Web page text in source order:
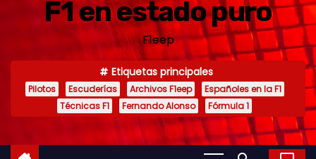
i
F1 en estado puro
F1eep
Etiquetas principales
Pilotos Escuderías Archivos F1eep
Españoles en la F1
Técnicas F1
Fernando Alonso Fórmula 1